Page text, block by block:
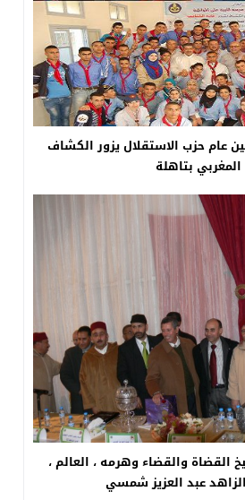
تازة: حميد شباط أمين عام حزب الاستقلال يزور الكشاف
المغربي بتاهلة
القضاة والقضاء وهرمه ، العالم ،
عبد العزيز شمسي